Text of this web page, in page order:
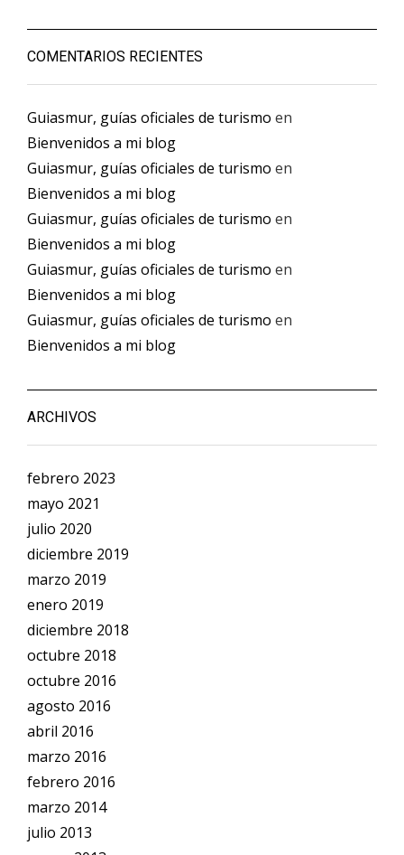
COMENTARIOS RECIENTES
Guiasmur, guías oficiales de turismo en
Bienvenidos a mi blog
Guiasmur, guías oficiales de turismo en
Bienvenidos a mi blog
Guiasmur, guías oficiales de turismo en
Bienvenidos a mi blog
Guiasmur, guías oficiales de turismo en
Bienvenidos a mi blog
Guiasmur, guías oficiales de turismo en
Bienvenidos a mi blog
ARCHIVOS
febrero 2023
mayo 2021
julio 2020
diciembre 2019
marzo 2019
enero 2019
diciembre 2018
octubre 2018
octubre 2016
agosto 2016
abril 2016
marzo 2016
febrero 2016
marzo 2014
julio 2013